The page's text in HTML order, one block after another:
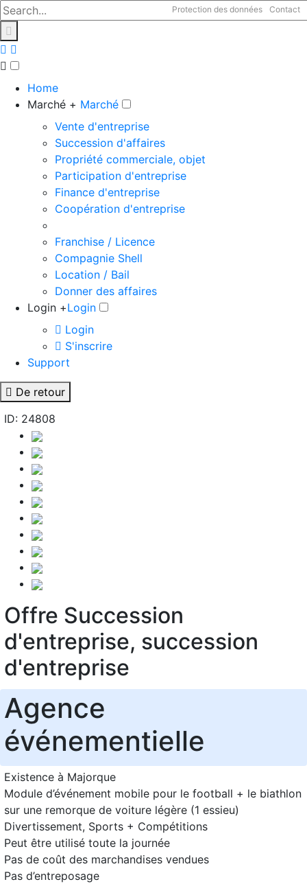
Protection des données Contact
Home
Marché + Marché
Vente d'entreprise
Succession d'affaires
Propriété commerciale, objet
Participation d'entreprise
Finance d'entreprise
Coopération d'entreprise
Franchise / Licence
Compagnie Shell
Location / Bail
Donner des affaires
Login +Login
Login
S'inscrire
Support
De retour
ID: 24808
Offre Succession
d'entreprise, succession
d'entreprise
Agence
événementielle
Existence à Majorque
Module d’événement mobile pour le football + le biathlon
sur une remorque de voiture légère (1 essieu)
Divertissement, Sports + Compétitions
Peut être utilisé toute la journée
Pas de coût des marchandises vendues
Pas d’entreposage